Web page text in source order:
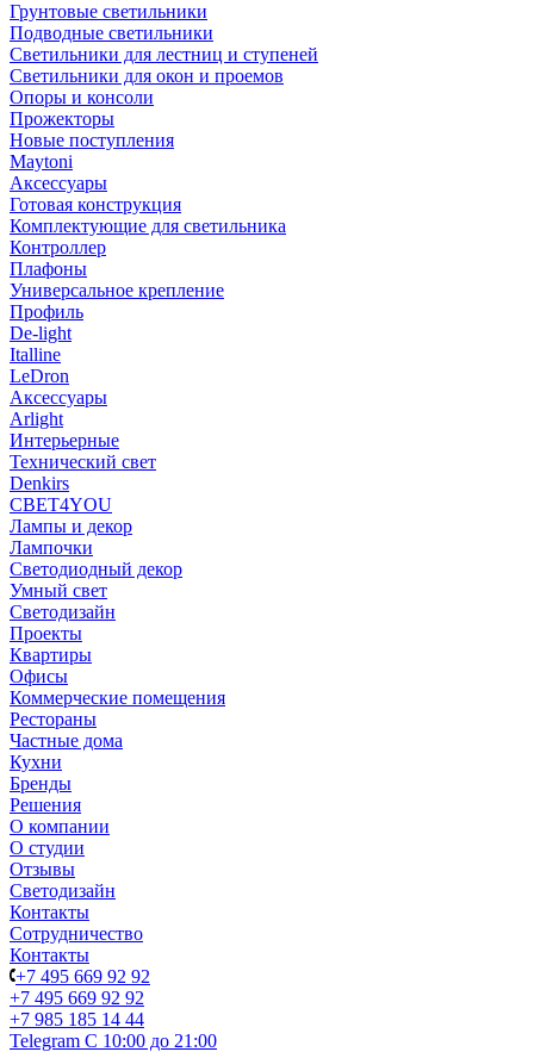
Грунтовые светильники
Подводные светильники
Светильники для лестниц и ступеней
Светильники для окон и проемов
Опоры и консоли
Прожекторы
Новые поступления
Maytoni
Аксессуары
Готовая конструкция
Комплектующие для светильника
Контроллер
Плафоны
Универсальное крепление
Профиль
De-light
Italline
LeDron
Аксессуары
Arlight
Интерьерные
Технический свет
Denkirs
СВЕТ4YOU
Лампы и декор
Лампочки
Светодиодный декор
Умный свет
Светодизайн
Проекты
Квартиры
Офисы
Коммерческие помещения
Рестораны
Частные дома
Кухни
Бренды
Решения
О компании
О студии
Отзывы
Светодизайн
Контакты
Сотрудничество
Контакты
+7 495 669 92 92
+7 495 669 92 92
+7 985 185 14 44
Telegram С 10:00 до 21:00